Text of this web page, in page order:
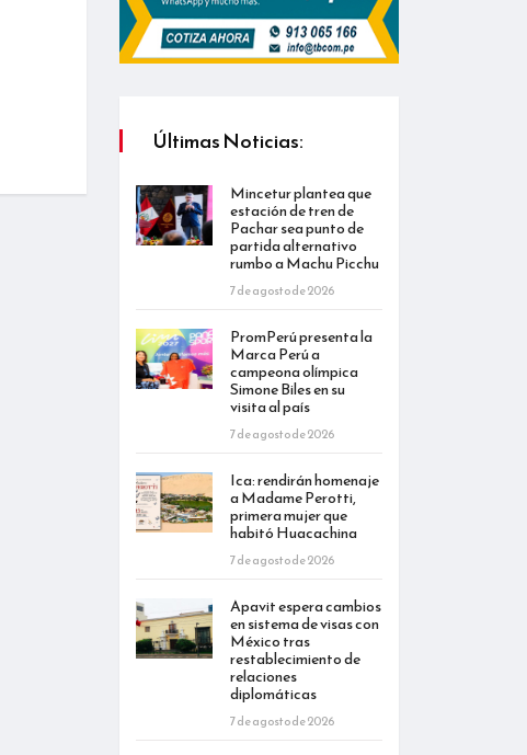
Últimas Noticias:
Mincetur plantea que
estación de tren de
Pachar sea punto de
partida alternativo
rumbo a Machu Picchu
7 de agosto de 2026
PromPerú presenta la
Marca Perú a
campeona olímpica
Simone Biles en su
visita al país
7 de agosto de 2026
Ica: rendirán homenaje
a Madame Perotti,
primera mujer que
habitó Huacachina
7 de agosto de 2026
Apavit espera cambios
en sistema de visas con
México tras
restablecimiento de
relaciones
diplomáticas
7 de agosto de 2026